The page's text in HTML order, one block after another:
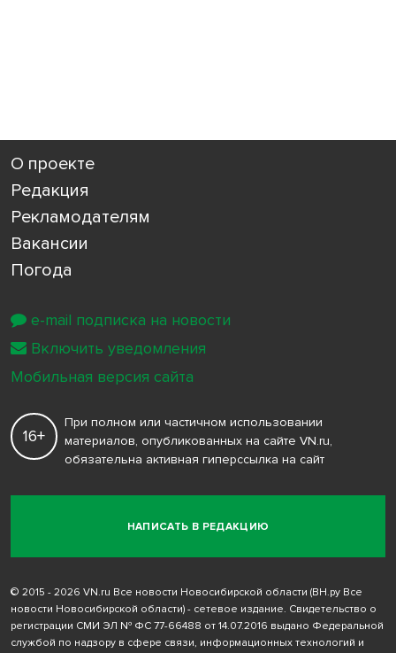
О проекте
Редакция
Рекламодателям
Вакансии
Погода
НАПИСАТЬ В РЕДАКЦИЮ
16+
При полном или частичном использовании
материалов, опубликованных на сайте VN.ru,
обязательна активная гиперссылка на сайт
© 2015 - 2026 VN.ru Все новости Новосибирской области (ВН.ру Все
новости Новосибирской области) - сетевое издание. Свидетельство о
регистрации СМИ ЭЛ № ФС 77-66488 от 14.07.2016 выдано Федеральной
службой по надзору в сфере связи, информационных технологий и
e-mail подписка на новости
Включить уведомления
Мобильная версия сайта